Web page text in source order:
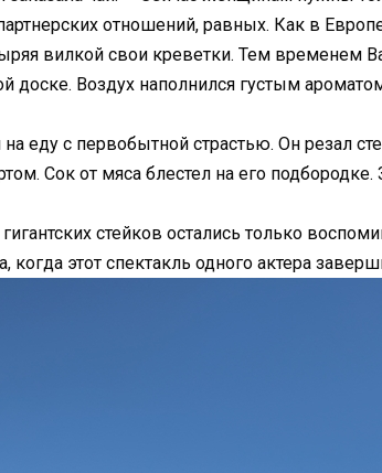
отношений, равных. Как в
вилкой свои креветки. Тем временем
доске. Воздух наполнился густым
еду с первобытной страстью. Он резал
Сок от мяса блестел на его
стейков остались только
когда этот спектакль одного актера